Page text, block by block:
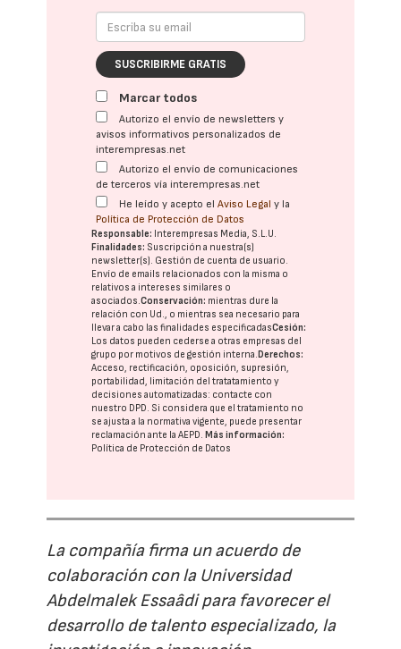
SUSCRIBIRME GRATIS
Marcar todos
Autorizo el envío de newsletters y
avisos informativos personalizados de
interempresas.net
Autorizo el envío de comunicaciones
de terceros vía interempresas.net
He leído y acepto elAviso Legal y la
Política de Protección de Datos
Responsable: Interempresas Media, S.L.U.
Finalidades: Suscripción a nuestra(s)
newsletter(s). Gestión de cuenta de usuario.
Envío de emails relacionados con la misma o
relativos a intereses similares o
asociados.Conservación: mientras dure la
relación con Ud., o mientras sea necesario para
llevar a cabo las finalidades especificadasCesión:
Los datos pueden cederse a otras empresas del
grupo por motivos de gestión interna. Derechos:
Acceso, rectificación, oposición, supresión,
portabilidad, limitación del tratatamiento y
decisiones automatizadas: contacte con
nuestro DPD. Si considera que el tratamiento no
se ajusta a la normativa vigente, puede presentar
reclamación ante laAEPD. Más información:
Política de Protección de Datos
La compañía firma un acuerdo de
colaboración con la Universidad
Abdelmalek Essaâdi para favorecer el
desarrollo de talento especializado, la